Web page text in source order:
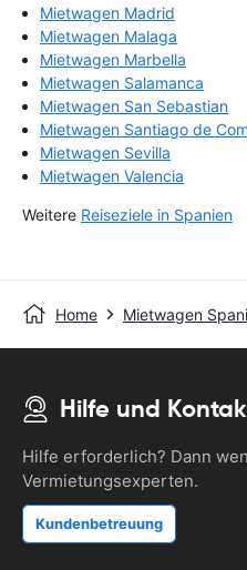
Mietwagen Madrid
Mietwagen Malaga
Mietwagen Marbella
Mietwagen Salamanca
Mietwagen San Sebastian
Mietwagen Santiago de
Mietwagen Sevilla
Mietwagen Valencia
Weitere Reiseziele in Spanien
Home Mietwagen
Hilfe und
Hilfe erforderlich? Dann
Vermietungsexperten.
Kundenbetreuung